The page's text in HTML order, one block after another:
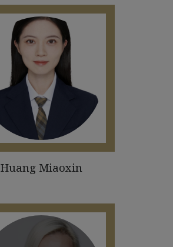
Huang Miaoxin